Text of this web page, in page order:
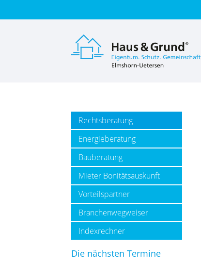
Rechtsberatung
Energieberatung
Bauberatung
Mieter Bonitätsauskunft
Vorteilspartner
Branchenwegweiser
Indexrechner
Die nächsten Termine